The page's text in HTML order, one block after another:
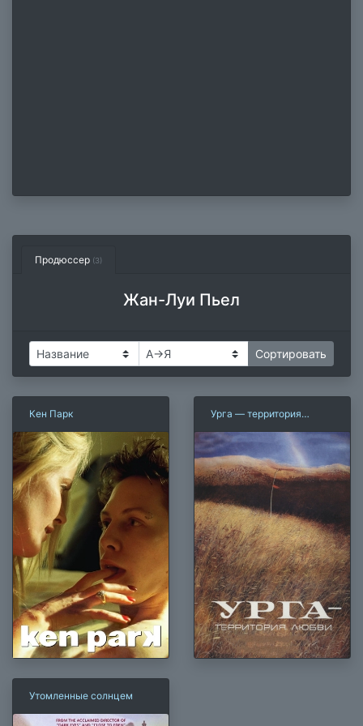
Продюссер (3)
Жан-Луи Пьел
Кен Парк
Урга — территория
Утомленные солнцем